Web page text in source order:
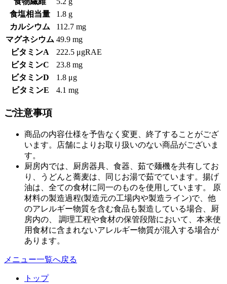
食塩相当量
1.8 g
カルシウム
112.7 mg
マグネシウム 49.9 mg
ビタミンA
222.5 μgRAE
ビタミンC
23.8 mg
ビタミンD
1.8 μg
ビタミンE
4.1 mg
ご注意事項
商品の内容仕様を予告なく変更、終了することがござ
います。店舗によりお取り扱いのない商品がございま
す。
厨房内では、厨房器具、食器、茹で麺機を共有してお
り、うどんと蕎麦は、同じお湯で茹でています。揚げ
油は、全ての食材に同一のものを使用しています。 原
材料の製造過程(製造元の工場内や製造ライン)で、他
のアレルギー物質を含む食品も製造している場合、厨
房内の、 調理工程や食材の保管段階において、本来使
用食材に含まれないアレルギー物質が混入する場合が
あります。
メニュー一覧へ戻る
トップ